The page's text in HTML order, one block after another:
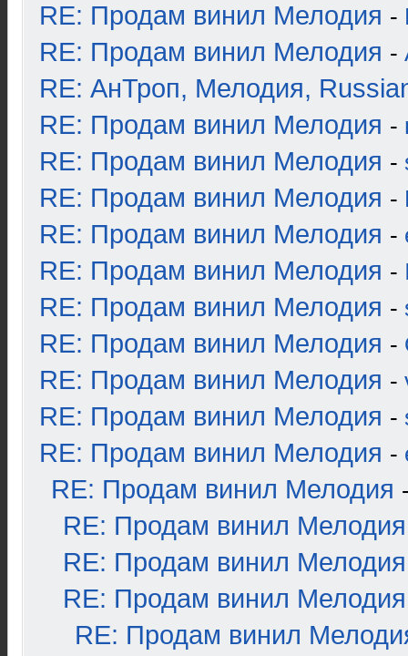
RE: Продам винил Мелодия -
RE: Продам винил Мелодия -
RE: АнТроп, Мелодия,
RE: Продам винил Мелодия -
RE: Продам винил Мелодия -
RE: Продам винил Мелодия -
RE: Продам винил Мелодия -
RE: Продам винил Мелодия -
RE: Продам винил Мелодия -
RE: Продам винил Мелодия -
RE: Продам винил Мелодия -
RE: Продам винил Мелодия -
RE: Продам винил Мелодия -
RE: Продам винил Мелодия
RE: Продам винил Мелодия
RE: Продам винил Мелодия
RE: Продам винил Мелодия
RE: Продам винил